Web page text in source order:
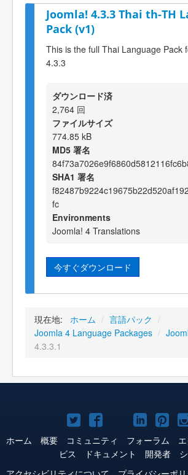
Joomla! 4.3.3 Thai th-TH
Pack (v1)
This is the full Thai Language Pack
4.3.3
ダウンロード済
2,764 回
ファイルサイズ
774.85 kB
MD5 署名
SHA1 署名
fc
Environments
Joomla! 4 Translations
今すぐダウンロード
現在地: ホーム / 言語パック /
Joomla 4 Language Packages /
4.3.3.1
Joomla!
Twitter
Joomla!
Facebook
Joomla!
YouTube
Joomla!
ホーム 概要 コミュニティ フォーラム
ビス
ドキュメント 開発者